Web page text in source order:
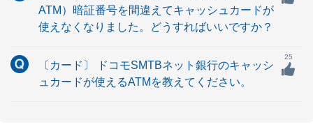
ATM）暗証番号を間違えてキャッシュカードが
使えなくなりました。どうすればいいですか？
〔カード〕 ドコモSMTBネット銀行のキャッシ
ュカードが使えるATMを教えてください。
25